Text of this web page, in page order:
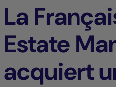
La
Estate
acquiert